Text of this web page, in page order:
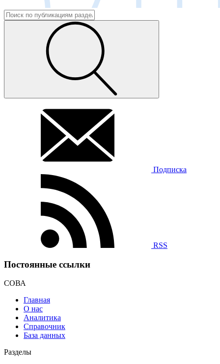
Подписка
RSS
Постоянные ссылки
СОВА
Главная
О нас
Аналитика
Справочник
База данных
Разделы